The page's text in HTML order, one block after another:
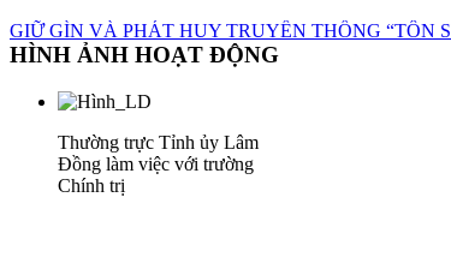
GIỮ GÌN VÀ PHÁT HUY TRUYỀN THỐNG “TÔN
HÌNH ẢNH HOẠT ĐỘNG
Thường trực Tỉnh ủy Lâm
Đồng làm việc với trường
Chính trị